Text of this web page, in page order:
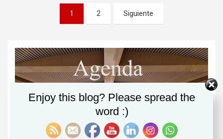
1 2 Siguiente
Enjoy this blog? Please spread the
word :)